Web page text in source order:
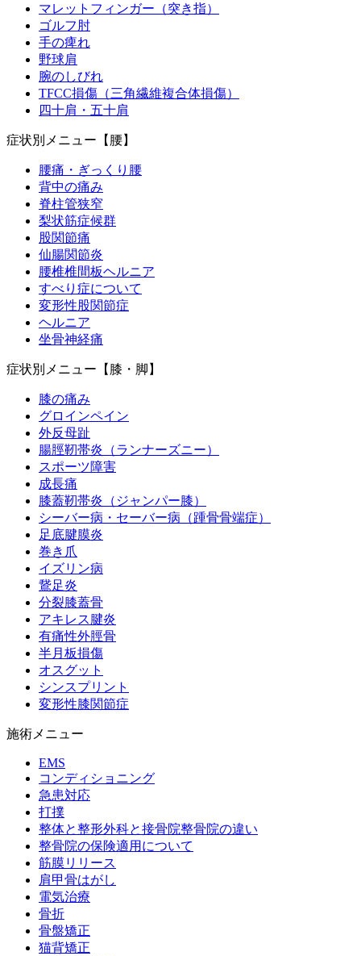
マレットフィンガー（突き指）
ゴルフ肘
手の痺れ
野球肩
腕のしびれ
TFCC損傷（三角繊維複合体損傷）
四十肩・五十肩
症状別メニュー【腰】
腰痛・ぎっくり腰
背中の痛み
脊柱管狭窄
梨状筋症候群
股関節痛
仙腸関節炎
腰椎椎間板ヘルニア
すべり症について
変形性股関節症
ヘルニア
坐骨神経痛
症状別メニュー【膝・脚】
膝の痛み
グロインペイン
外反母趾
腸脛靭帯炎（ランナーズニー）
スポーツ障害
成長痛
膝蓋靭帯炎（ジャンパー膝）
シーバー病・セーバー病（踵骨骨端症）
足底腱膜炎
巻き爪
イズリン病
鵞足炎
分裂膝蓋骨
アキレス腱炎
有痛性外脛骨
半月板損傷
オスグット
シンスプリント
変形性膝関節症
施術メニュー
EMS
コンディショニング
急患対応
打撲
整体と整形外科と接骨院整骨院の違い
整骨院の保険適用について
筋膜リリース
肩甲骨はがし
電気治療
骨折
骨盤矯正
猫背矯正